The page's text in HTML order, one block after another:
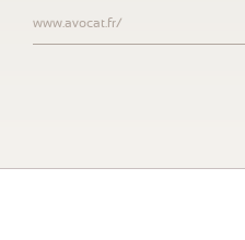
www.avocat.fr/